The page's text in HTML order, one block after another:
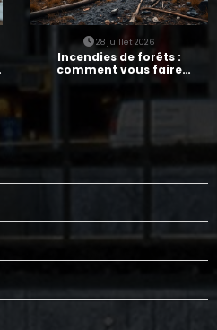
28 juillet 2026
Incendies de forêts :
comment vous faire
indemniser par votre